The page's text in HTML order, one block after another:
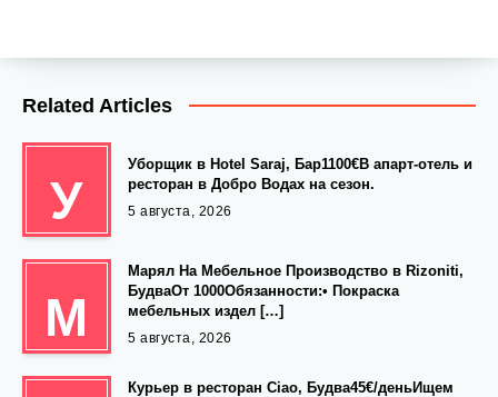
Related Articles
У
Уборщик в Hotel Saraj, Бар1100€В апарт-отель и
ресторан в Добро Водах на сезон.
5 августа, 2026
М
Марял На Мебельное Производство в Rizoniti,
БудваОт 1000Обязанности:• Покраска
мебельных издел […]
5 августа, 2026
Курьер в ресторан Ciao, Будва45€/деньИщем